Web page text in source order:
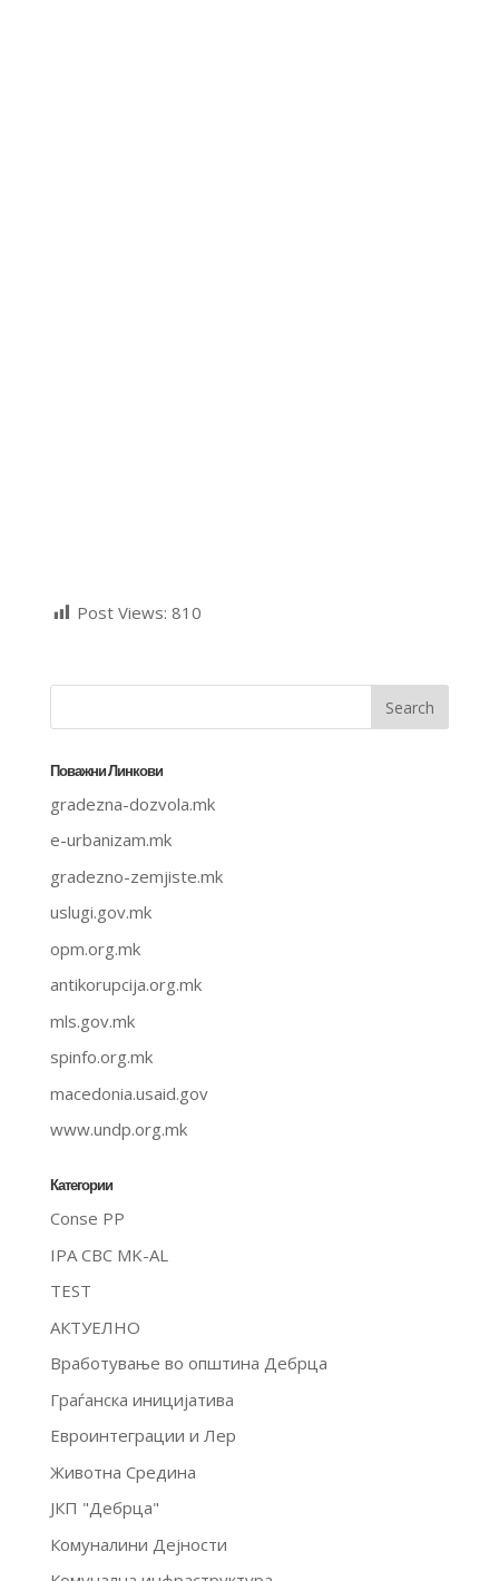
Post Views: 810
Поважни Линкови
gradezna-dozvola.mk
e-urbanizam.mk
gradezno-zemjiste.mk
uslugi.gov.mk
opm.org.mk
antikorupcija.org.mk
mls.gov.mk
spinfo.org.mk
macedonia.usaid.gov
www.undp.org.mk
Категории
Conse PP
IPA CBC MK-AL
TEST
АКТУЕЛНО
Вработување во општина Дебрца
Граѓанска иницијатива
Евроинтеграции и Лер
Животна Средина
ЈКП "Дебрца"
Комуналини Дејности